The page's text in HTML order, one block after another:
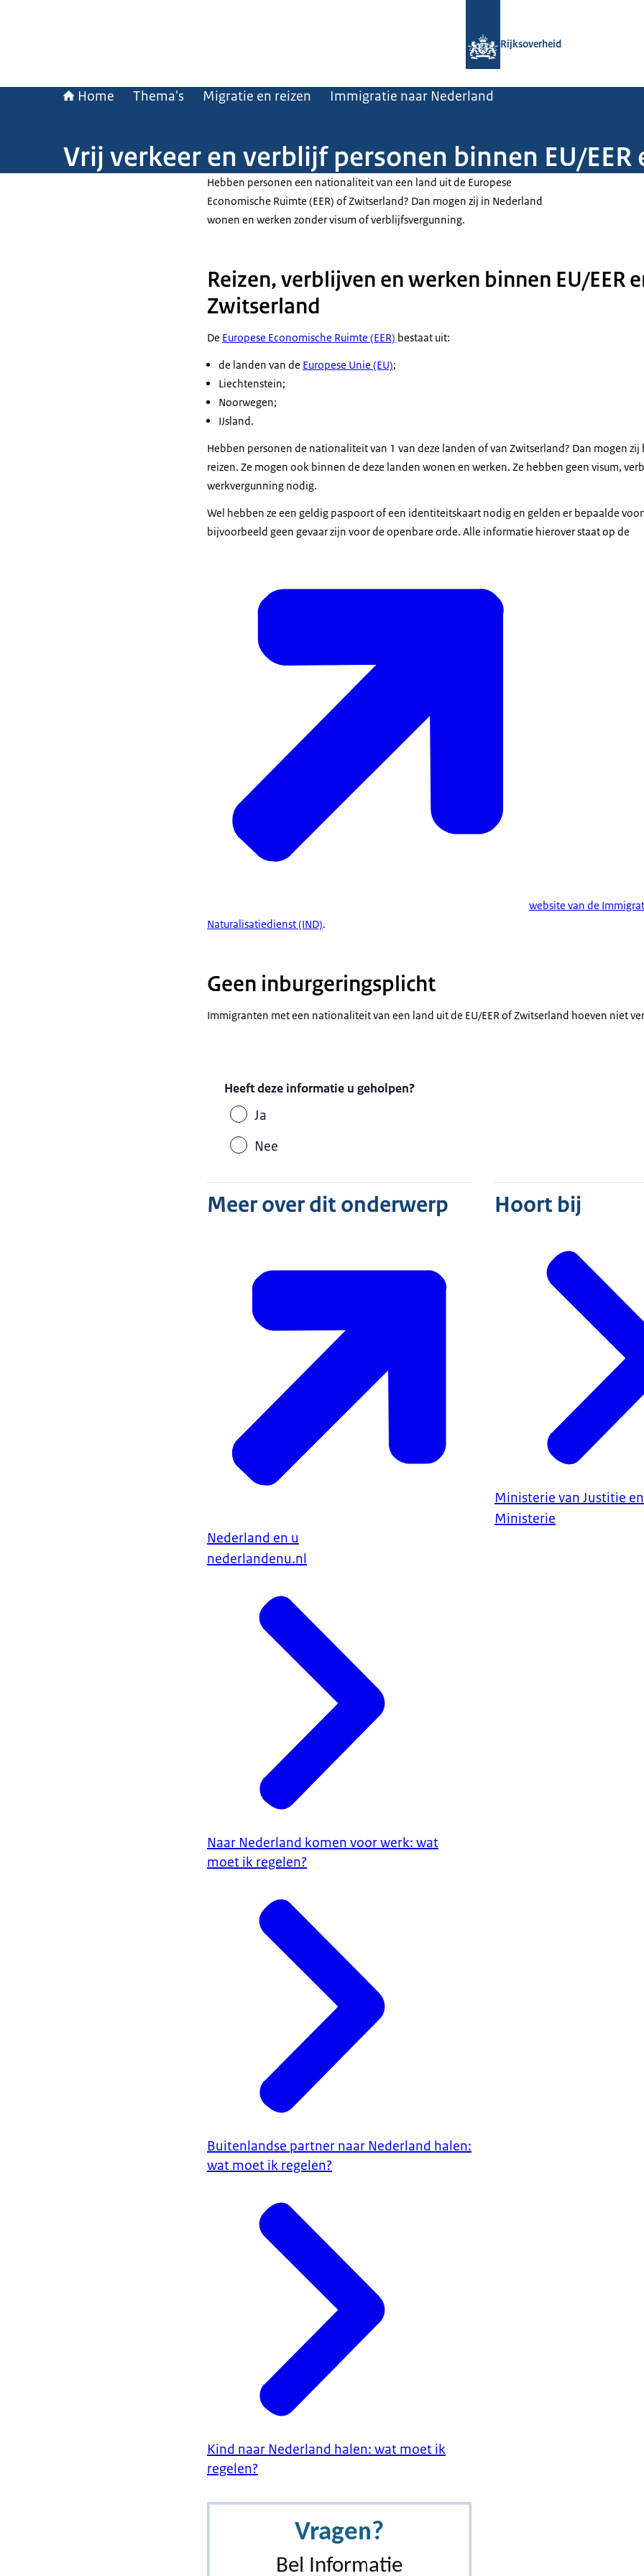
Rijksoverheid
Home Thema's Migratie en reizen Immigratie naar Nederland
Vrij verkeer en verblijf personen binnen EU/
Hebben personen een nationaliteit van een land uit de Europese
Economische Ruimte (EER) of Zwitserland? Dan mogen zij in Nederland
wonen en werken zonder visum of verblijfsvergunning.
Reizen, verblijven en werken binnen EU/EER
Zwitserland
De Europese Economische Ruimte (EER) bestaat uit:
de landen van de Europese Unie (EU);
Liechtenstein;
Noorwegen;
IJsland.
Hebben personen de nationaliteit van 1 van deze landen of van Zwitserland? Dan mogen
reizen. Ze mogen ook binnen de deze landen wonen en werken. Ze hebben geen visum,
werkvergunning nodig.
Wel hebben ze een geldig paspoort of een identiteitskaart nodig en gelden er bepaalde
bijvoorbeeld geen gevaar zijn voor de openbare orde. Alle informatie hierover staat op de
website van de
Naturalisatiedienst (IND).
Geen inburgeringsplicht
Immigranten met een nationaliteit van een land uit de EU/EER of Zwitserland hoeven niet
Heeft deze informatie u geholpen?
Ja
Nee
Meer over dit onderwerp
Nederland en u
nederlandenu.nl
Naar Nederland komen voor werk: wat
moet ik regelen?
Buitenlandse partner naar Nederland halen:
wat moet ik regelen?
Kind naar Nederland halen: wat moet ik
regelen?
Hoort bij
Ministerie van Justitie
Ministerie